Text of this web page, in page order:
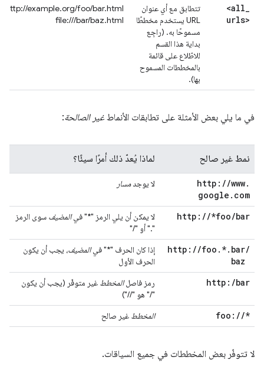
<all_
urls>
تتطابق مع أي عنوان
URL يستخدم مخططًا
مسموحًا به. (راجِع
بداية هذا القسم
للاطّلاع على قائمة
بالمخططات المسموح
بها).
http://example.org/foo/bar.html
file:///bar/baz.html
في ما يلي بعض الأمثلة على تطابقات الأنماط غير الصالحة:
نمط غير صالح لماذا يُعدّ ذلك أمرًا سيئًا؟
http: //www.
google . com
لا يوجدمسار
http: //*foo/bar لا يمكن أن يلي الرمز "*" فيالمضيف سوى الرمز
"‎." أو "/"
http: //foo . *. bar/
baz
إذا كان الحرف "*" فيالمضيف، يجب أن يكون
الحرف الأول
http: /bar رمز فاصلالمخطط غير متوفّر (يجب أن يكون
"/" هو "//")
foo: //* المخطط غير صالح
لا تتوفّر بعض المخططات في جميع السياقات.